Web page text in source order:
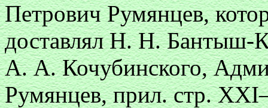
Петрович Румянцев,
доставлял Н. Н. Бантыш-
А. А. Кочубинского,
Румянцев, прил. стр.